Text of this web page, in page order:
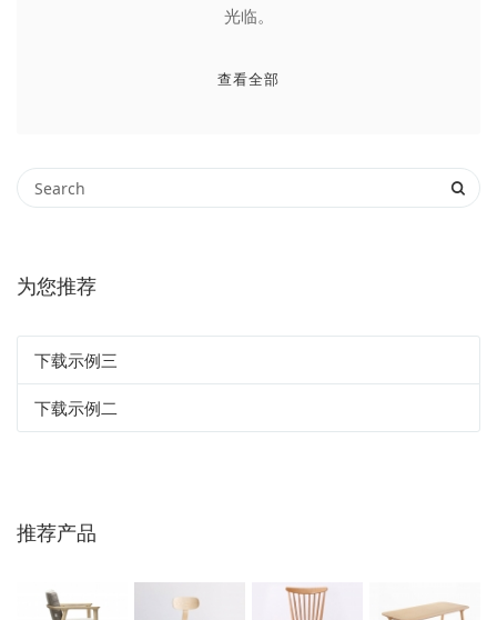
光临。
查看全部
为您推荐
下载示例三
下载示例二
推荐产品